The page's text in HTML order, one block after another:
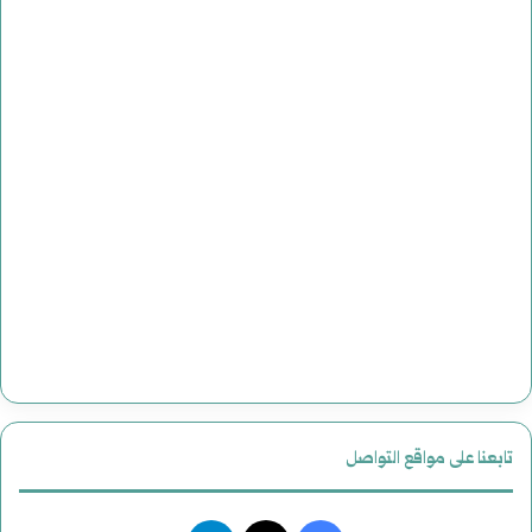
تابعنا على مواقع التواصل